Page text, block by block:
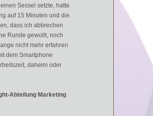
Sessel setzte, hatte
auf 15 Minuten und die
dass ich abbrechen
Runde gewollt, noch
nicht mehr erfahren
dem Smartphone
daheim oder
Abteilung Marketing